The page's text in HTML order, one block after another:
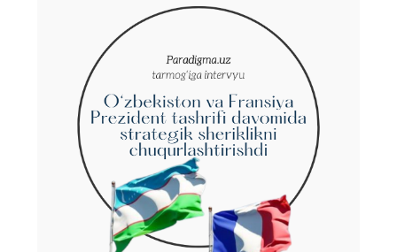
ta’sirining kuchayishi ham geosiyosiy za